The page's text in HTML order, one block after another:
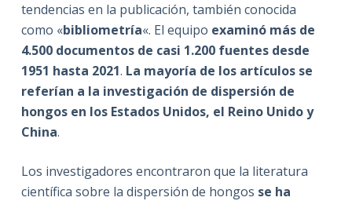
tendencias en la publicación, también conocida
como «bibliometría«. El equipo examinó más de
4.500 documentos de casi 1.200 fuentes desde
1951 hasta 2021. La mayoría de los artículos se
referían a la investigación de dispersión de
hongos en los Estados Unidos, el Reino Unido y
China.
Los investigadores encontraron que la literatura
científica sobre la dispersión de hongos se ha